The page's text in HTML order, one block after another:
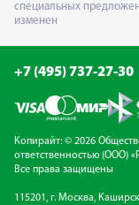
специальных
изменен
+7 (495) 737-27-30
Копирайт: © 2026
ответственностью (ООО)
Все права защищены
115201, г. Москва,